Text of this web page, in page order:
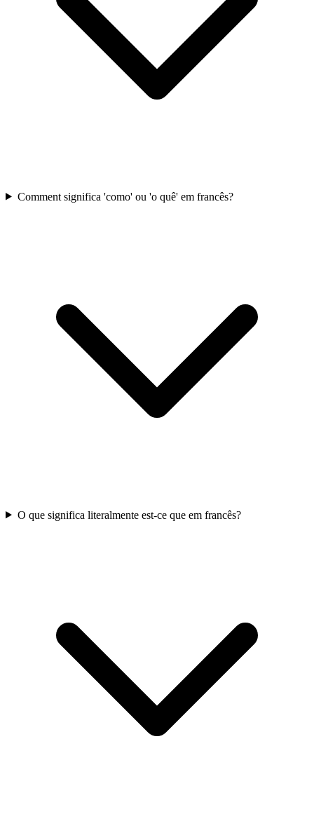
Comment significa 'como' ou 'o quê' em francês?
O que significa literalmente est-ce que em francês?